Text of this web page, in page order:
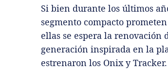
Si bien durante los últimos
segmento compacto
ellas se espera la renovación
generación inspirada en la
estrenaron los Onix y